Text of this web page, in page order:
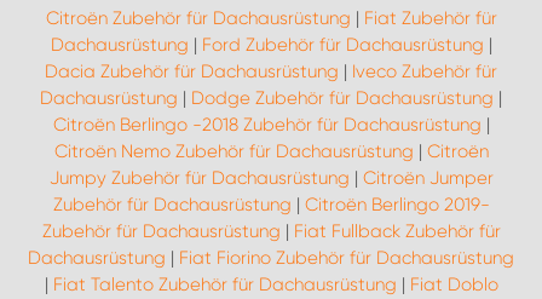
Citroën Zubehör für Dachausrüstung | Fiat Zubehör für
Dachausrüstung | Ford Zubehör für Dachausrüstung |
Dacia Zubehör für Dachausrüstung | Iveco Zubehör für
Dachausrüstung | Dodge Zubehör für Dachausrüstung |
Citroën Berlingo -2018 Zubehör für Dachausrüstung |
Citroën Nemo Zubehör für Dachausrüstung | Citroën
Jumpy Zubehör für Dachausrüstung | Citroën Jumper
Zubehör für Dachausrüstung | Citroën Berlingo 2019-
Zubehör für Dachausrüstung | Fiat Fullback Zubehör für
Dachausrüstung | Fiat Fiorino Zubehör für Dachausrüstung
| Fiat Talento Zubehör für Dachausrüstung | Fiat Doblo